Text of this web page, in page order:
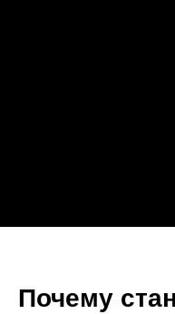
Почему